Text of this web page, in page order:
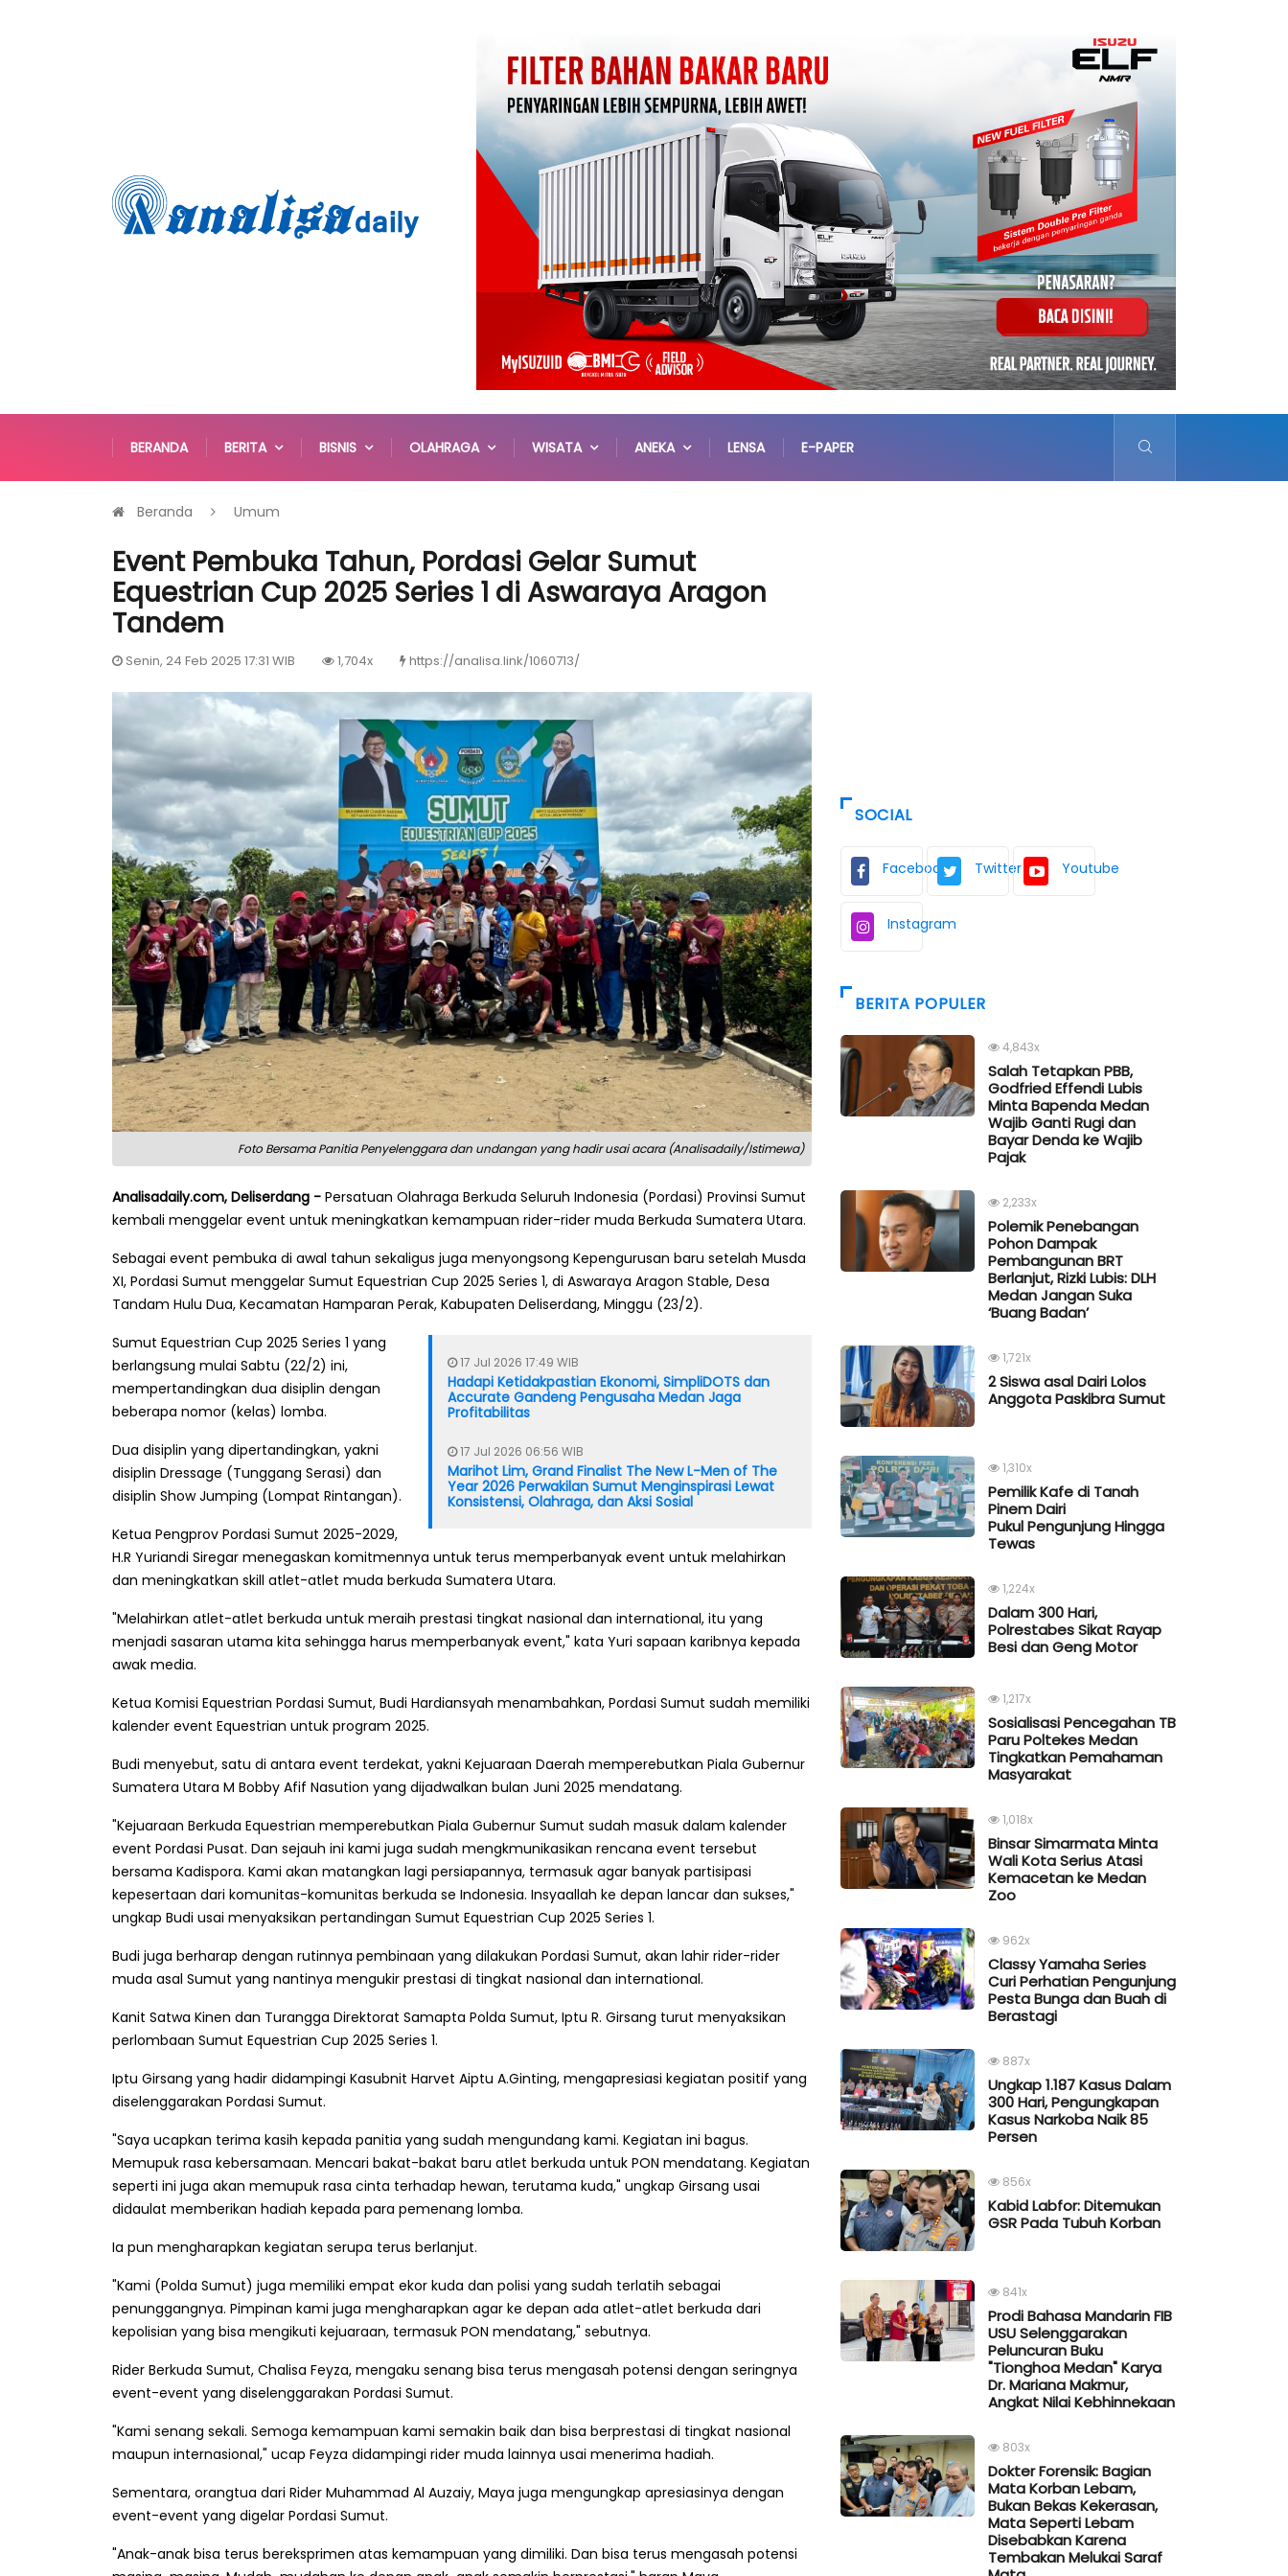
BERANDA BERITA BISNIS OLAHRAGA WISATA ANEKA LENSA E-PAPER
Beranda Umum
Event Pembuka Tahun, Pordasi Gelar Sumut
Equestrian Cup 2025 Series 1 di Aswaraya Aragon
Tandem
Senin, 24 Feb 2025 17:31 WIB 1,704x https://analisa.link/1060713/
Foto Bersama Panitia Penyelenggara dan undangan yang hadir usai acara (Analisadaily/Istimewa)
Analisadaily.com, Deliserdang - Persatuan Olahraga Berkuda Seluruh Indonesia (Pordasi) Provinsi Sumut
kembali menggelar event untuk meningkatkan kemampuan rider-rider muda Berkuda Sumatera Utara.
Sebagai event pembuka di awal tahun sekaligus juga menyongsong Kepengurusan baru setelah Musda
XI, Pordasi Sumut menggelar Sumut Equestrian Cup 2025 Series 1, di Aswaraya Aragon Stable, Desa
Tandam Hulu Dua, Kecamatan Hamparan Perak, Kabupaten Deliserdang, Minggu (23/2).
17 Jul 2026 17:49 WIB
Hadapi Ketidakpastian Ekonomi, SimpliDOTS dan
Accurate Gandeng Pengusaha Medan Jaga
Profitabilitas
17 Jul 2026 06:56 WIB
Marihot Lim, Grand Finalist The New L-Men of The
Year 2026 Perwakilan Sumut Menginspirasi Lewat
Konsistensi, Olahraga, dan Aksi Sosial
Sumut Equestrian Cup 2025 Series 1 yang
berlangsung mulai Sabtu (22/2) ini,
mempertandingkan dua disiplin dengan
beberapa nomor (kelas) lomba.
Dua disiplin yang dipertandingkan, yakni
disiplin Dressage (Tunggang Serasi) dan
disiplin Show Jumping (Lompat Rintangan).
Ketua Pengprov Pordasi Sumut 2025-2029,
H.R Yuriandi Siregar menegaskan komitmennya untuk terus memperbanyak event untuk melahirkan
dan meningkatkan skill atlet-atlet muda berkuda Sumatera Utara.
"Melahirkan atlet-atlet berkuda untuk meraih prestasi tingkat nasional dan international, itu yang
menjadi sasaran utama kita sehingga harus memperbanyak event," kata Yuri sapaan karibnya kepada
awak media.
Ketua Komisi Equestrian Pordasi Sumut, Budi Hardiansyah menambahkan, Pordasi Sumut sudah memiliki
kalender event Equestrian untuk program 2025.
Budi menyebut, satu di antara event terdekat, yakni Kejuaraan Daerah memperebutkan Piala Gubernur
Sumatera Utara M Bobby Afif Nasution yang dijadwalkan bulan Juni 2025 mendatang.
"Kejuaraan Berkuda Equestrian memperebutkan Piala Gubernur Sumut sudah masuk dalam kalender
event Pordasi Pusat. Dan sejauh ini kami juga sudah mengkmunikasikan rencana event tersebut
bersama Kadispora. Kami akan matangkan lagi persiapannya, termasuk agar banyak partisipasi
kepesertaan dari komunitas-komunitas berkuda se Indonesia. Insyaallah ke depan lancar dan sukses,"
ungkap Budi usai menyaksikan pertandingan Sumut Equestrian Cup 2025 Series 1.
Budi juga berharap dengan rutinnya pembinaan yang dilakukan Pordasi Sumut, akan lahir rider-rider
muda asal Sumut yang nantinya mengukir prestasi di tingkat nasional dan international.
Kanit Satwa Kinen dan Turangga Direktorat Samapta Polda Sumut, Iptu R. Girsang turut menyaksikan
perlombaan Sumut Equestrian Cup 2025 Series 1.
Iptu Girsang yang hadir didampingi Kasubnit Harvet Aiptu A.Ginting, mengapresiasi kegiatan positif yang
diselenggarakan Pordasi Sumut.
"Saya ucapkan terima kasih kepada panitia yang sudah mengundang kami. Kegiatan ini bagus.
Memupuk rasa kebersamaan. Mencari bakat-bakat baru atlet berkuda untuk PON mendatang. Kegiatan
seperti ini juga akan memupuk rasa cinta terhadap hewan, terutama kuda," ungkap Girsang usai
didaulat memberikan hadiah kepada para pemenang lomba.
Ia pun mengharapkan kegiatan serupa terus berlanjut.
"Kami (Polda Sumut) juga memiliki empat ekor kuda dan polisi yang sudah terlatih sebagai
penunggangnya. Pimpinan kami juga mengharapkan agar ke depan ada atlet-atlet berkuda dari
kepolisian yang bisa mengikuti kejuaraan, termasuk PON mendatang," sebutnya.
Rider Berkuda Sumut, Chalisa Feyza, mengaku senang bisa terus mengasah potensi dengan seringnya
event-event yang diselenggarakan Pordasi Sumut.
"Kami senang sekali. Semoga kemampuan kami semakin baik dan bisa berprestasi di tingkat nasional
maupun internasional," ucap Feyza didampingi rider muda lainnya usai menerima hadiah.
Sementara, orangtua dari Rider Muhammad Al Auzaiy, Maya juga mengungkap apresiasinya dengan
event-event yang digelar Pordasi Sumut.
"Anak-anak bisa terus bereksprimen atas kemampuan yang dimiliki. Dan bisa terus mengasah potensi
SOCIAL
Facebook Twitter Youtube
Instagram
BERITA POPULER
4,843x
Salah Tetapkan PBB,
Godfried Effendi Lubis
Minta Bapenda Medan
Wajib Ganti Rugi dan
Bayar Denda ke Wajib
Pajak
2,233x
Polemik Penebangan
Pohon Dampak
Pembangunan BRT
Berlanjut, Rizki Lubis: DLH
Medan Jangan Suka
‘Buang Badan’
1,721x
2 Siswa asal Dairi Lolos
Anggota Paskibra Sumut
1,310x
Pemilik Kafe di Tanah
Pinem Dairi
Pukul Pengunjung Hingga
Tewas
1,224x
Dalam 300 Hari,
Polrestabes Sikat Rayap
Besi dan Geng Motor
1,217x
Sosialisasi Pencegahan TB
Paru Poltekes Medan
Tingkatkan Pemahaman
Masyarakat
1,018x
Binsar Simarmata Minta
Wali Kota Serius Atasi
Kemacetan ke Medan
Zoo
962x
Classy Yamaha Series
Curi Perhatian Pengunjung
Pesta Bunga dan Buah di
Berastagi
887x
Ungkap 1.187 Kasus Dalam
300 Hari, Pengungkapan
Kasus Narkoba Naik 85
Persen
856x
Kabid Labfor: Ditemukan
GSR Pada Tubuh Korban
841x
Prodi Bahasa Mandarin FIB
USU Selenggarakan
Peluncuran Buku
"Tionghoa Medan" Karya
Dr. Mariana Makmur,
Angkat Nilai Kebhinnekaan
803x
Dokter Forensik: Bagian
Mata Korban Lebam,
Bukan Bekas Kekerasan,
Mata Seperti Lebam
Disebabkan Karena
Tembakan Melukai Saraf